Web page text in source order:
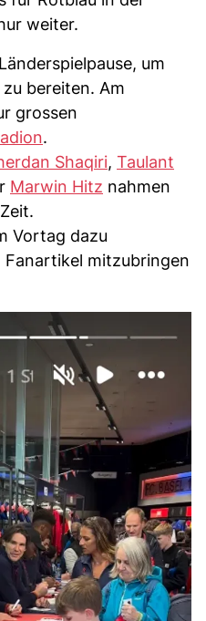
weiter.
um
bereiten. Am
grossen
.
Shaqiri, Taulant
Marwin Hitz nahmen
Vortag dazu
mitzubringen